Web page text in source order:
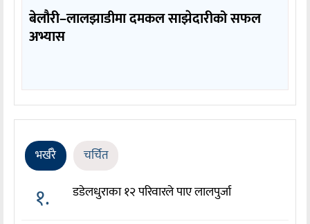
बेलौरी–लालझाडीमा दमकल साझेदारीको सफल
अभ्यास
भर्खरै चर्चित
१. डडेलधुराका १२ परिवारले पाए लालपुर्जा